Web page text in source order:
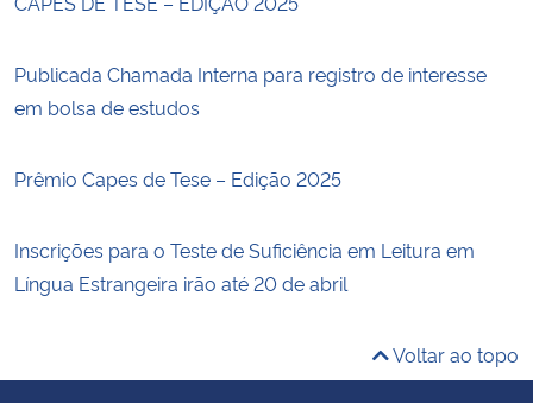
Publicada Chamada Interna para registro de interesse
em bolsa de estudos
Prêmio Capes de Tese – Edição 2025
Inscrições para o Teste de Suficiência em Leitura em
Língua Estrangeira irão até 20 de abril
Voltar ao topo